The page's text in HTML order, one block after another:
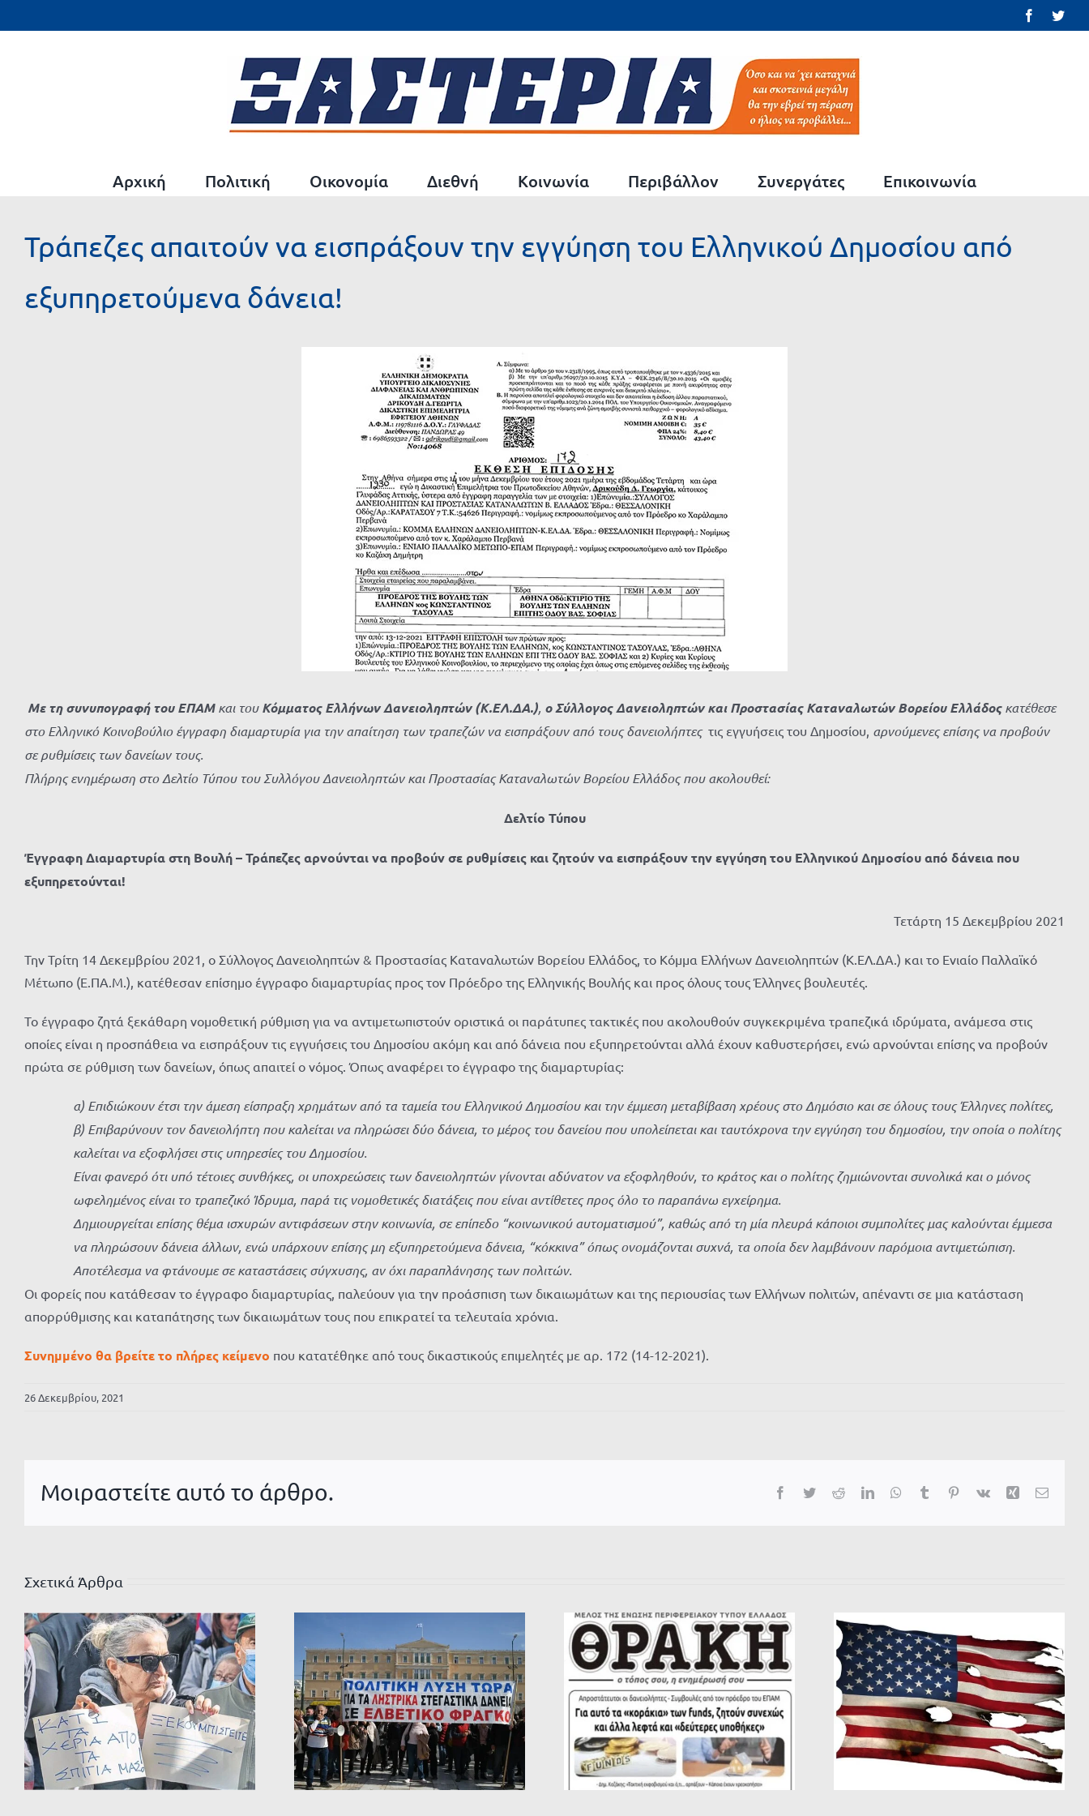
στο
Facebook
Αρχική Πολιτική Οικονομία Διεθνή Κοινωνία Περιβάλλον Συνεργάτες Επικοινωνία
Τράπεζες απαιτούν να εισπράξουν την εγγύηση του Ελληνικού Δημοσίου από
εξυπηρετούμενα δάνεια!
Με τη συνυπογραφή του ΕΠΑΜκαι τουΚόμματος Ελλήνων Δανειοληπτών (Κ.ΕΛ.ΔΑ.), ο Σύλλογος Δανειοληπτών και Προστασίας Καταναλωτών Βορείου Ελλάδοςκατέθεσε
στο Ελληνικό Κοινοβούλιο έγγραφη διαμαρτυρία για την απαίτηση των τραπεζών να εισπράξουν από τους δανειολήπτες τις εγγυήσεις του Δημοσίου, αρνούμενες επίσης να προβούν
σε ρυθμίσεις των δανείων τους.
Πλήρης ενημέρωση στο Δελτίο Τύπου του Συλλόγου Δανειοληπτών και Προστασίας Καταναλωτών Βορείου Ελλάδος που ακολουθεί:
Δελτίο Τύπου
Έγγραφη Διαμαρτυρία στη Βουλή – Τράπεζες αρνούνται να προβούν σε ρυθμίσεις και ζητούν να εισπράξουν την εγγύηση του Ελληνικού Δημοσίου από δάνεια που
εξυπηρετούνται!
Τετάρτη 15 Δεκεμβρίου 2021
Την Τρίτη 14 Δεκεμβρίου 2021, ο Σύλλογος Δανειοληπτών & Προστασίας Καταναλωτών Βορείου Ελλάδος, το Κόμμα Ελλήνων Δανειοληπτών (Κ.ΕΛ.ΔΑ.) και το Ενιαίο Παλλαϊκό
Μέτωπο (Ε.ΠΑ.Μ.), κατέθεσαν επίσημο έγγραφο διαμαρτυρίας προς τον Πρόεδρο της Ελληνικής Βουλής και προς όλους τους Έλληνες βουλευτές.
Το έγγραφο ζητά ξεκάθαρη νομοθετική ρύθμιση για να αντιμετωπιστούν οριστικά οι παράτυπες τακτικές που ακολουθούν συγκεκριμένα τραπεζικά ιδρύματα, ανάμεσα στις
οποίες είναι η προσπάθεια να εισπράξουν τις εγγυήσεις του Δημοσίου ακόμη και από δάνεια που εξυπηρετούνται αλλά έχουν καθυστερήσει, ενώ αρνούνται επίσης να προβούν
πρώτα σε ρύθμιση των δανείων, όπως απαιτεί ο νόμος. Όπως αναφέρει το έγγραφο της διαμαρτυρίας:
α) Επιδιώκουν έτσι την άμεση είσπραξη χρημάτων από τα ταμεία του Ελληνικού Δημοσίου και την έμμεση μεταβίβαση χρέους στο Δημόσιο και σε όλους τους Έλληνες πολίτες,
β) Επιβαρύνουν τον δανειολήπτη που καλείται να πληρώσει δύο δάνεια, το μέρος του δανείου που υπολείπεται και ταυτόχρονα την εγγύηση του δημοσίου, την οποία ο πολίτης
καλείται να εξοφλήσει στις υπηρεσίες του Δημοσίου.
Είναι φανερό ότι υπό τέτοιες συνθήκες, οι υποχρεώσεις των δανειοληπτών γίνονται αδύνατον να εξοφληθούν, το κράτος και ο πολίτης ζημιώνονται συνολικά και ο μόνος
ωφελημένος είναι το τραπεζικό Ίδρυμα, παρά τις νομοθετικές διατάξεις που είναι αντίθετες προς όλο το παραπάνω εγχείρημα.
Δημιουργείται επίσης θέμα ισχυρών αντιφάσεων στην κοινωνία, σε επίπεδο “κοινωνικού αυτοματισμού”, καθώς από τη μία πλευρά κάποιοι συμπολίτες μας καλούνται έμμεσα
να πληρώσουν δάνεια άλλων, ενώ υπάρχουν επίσης μη εξυπηρετούμενα δάνεια, “κόκκινα” όπως ονομάζονται συχνά, τα οποία δεν λαμβάνουν παρόμοια αντιμετώπιση.
Αποτέλεσμα να φτάνουμε σε καταστάσεις σύγχυσης, αν όχι παραπλάνησης των πολιτών.
Οι φορείς που κατάθεσαν το έγγραφο διαμαρτυρίας, παλεύουν για την προάσπιση των δικαιωμάτων και της περιουσίας των Ελλήνων πολιτών, απέναντι σε μια κατάσταση
απορρύθμισης και καταπάτησης των δικαιωμάτων τους που επικρατεί τα τελευταία χρόνια.
Συνημμένο θα βρείτε το πλήρες κείμενο που κατατέθηκε από τους δικαστικούς επιμελητές με αρ. 172 (14-12-2021).
26 Δεκεμβρίου, 2021
Μοιραστείτε αυτό το άρθρο. Facebook
TwitterRedditLinkedInWhatsApp
Tumblr Pinterest
Vk Xing Email
Σχετικά Άρθρα